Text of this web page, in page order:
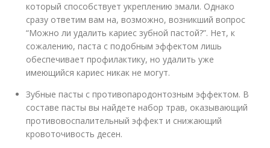
который способствует укреплению эмали. Однако
сразу ответим вам на, возможно, возникший вопрос
“Можно ли удалить кариес зубной пастой?”. Нет, к
сожалению, паста с подобным эффектом лишь
обеспечивает профилактику, но удалить уже
имеющийся кариес никак не могут.
Зубные пасты с противопародонтозным эффектом. В
составе пасты вы найдете набор трав, оказывающий
противовоспалительный эффект и снижающий
кровоточивость десен.